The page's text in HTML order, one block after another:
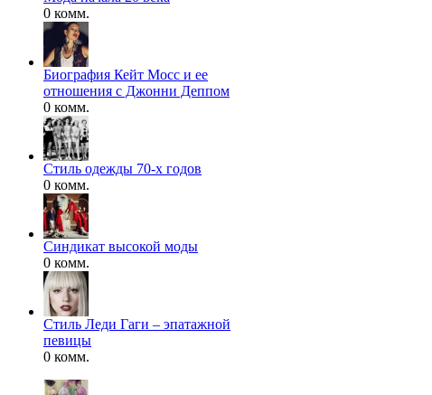
0 комм.
Биография Кейт Мосс и ее
отношения с Джонни Деппом
0 комм.
Стиль одежды 70-х годов
0 комм.
Синдикат высокой моды
0 комм.
Стиль Леди Гаги – эпатажной
певицы
0 комм.